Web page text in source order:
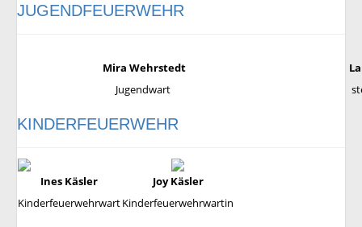
JUGENDFEUERWEHR
Mira Wehrstedt
Jugendwart
KINDERFEUERWEHR
Ines Käsler
Kinderfeuerwehrwart
Joy Käsler
Kinderfeuerwehrwartin